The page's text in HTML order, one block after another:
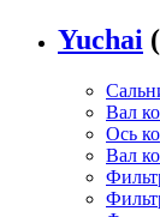
Yuchai
Вал
Ось
Вал